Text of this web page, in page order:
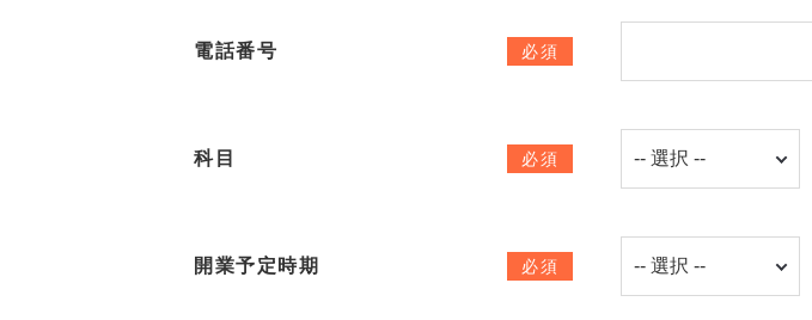
電話番号 必須
科目 必須
開業予定時期 必須